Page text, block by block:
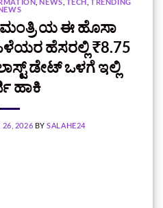
ಯ ಈ ಹೊಸಾ
ಹೆಸರಲ್ಲಿ ₹8.75
ಲಾಸ್ಟ್‌ ಡೇಟ್‌ ಒಳಗೆ ಇಲ್ಲಿ
ಹಾಕಿ
26, 2026 BYSALAHE24